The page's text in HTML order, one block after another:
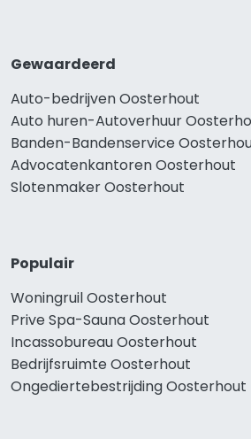
Gewaardeerd
Auto-bedrijven Oosterhout
Auto huren-Autoverhuur
Banden-Bandenservice
Advocatenkantoren Oosterhout
Slotenmaker Oosterhout
Populair
Woningruil Oosterhout
Prive Spa-Sauna Oosterhout
Incassobureau Oosterhout
Bedrijfsruimte Oosterhout
Ongediertebestrijding Oosterhout